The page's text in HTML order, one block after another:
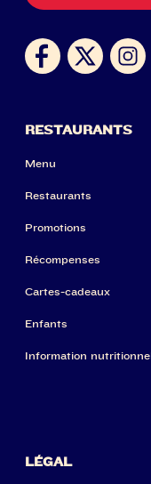
RESTAURANTS
Menu
Restaurants
Promotions
Récompenses
Cartes-cadeaux
Enfants
Information
LÉGAL